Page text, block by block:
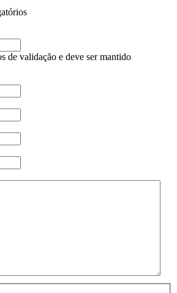
de validação e deve ser mantido